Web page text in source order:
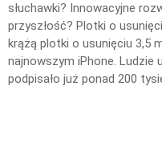
słuchawki? Innowacyjne
przyszłość? Plotki o
krążą plotki o usunięciu 3,5
najnowszym iPhone.
podpisało już ponad 200